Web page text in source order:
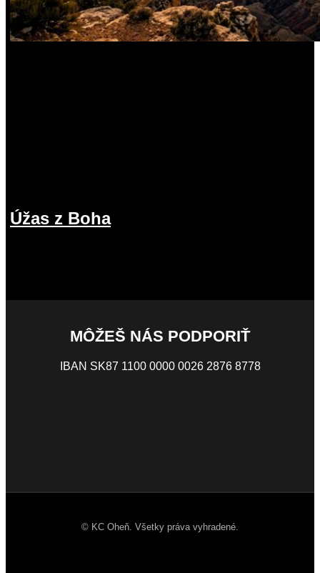
Úžas z Boha
MÔŽEŠ NÁS PODPORIŤ
IBAN SK87 1100 0000 0026 2876 8778
© KC Oheň. Všetky práva vyhradené.